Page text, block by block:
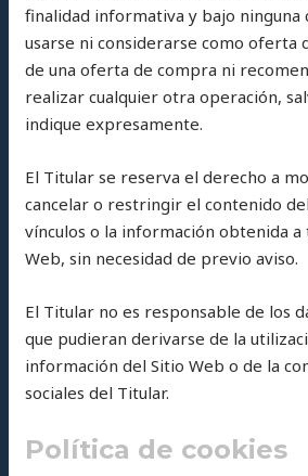
finalidad informativa y bajo ninguna
usarse ni considerarse como oferta
de una oferta de compra ni
realizar cualquier otra operación,
indique expresamente.
El Titular se reserva el derecho a
cancelar o restringir el contenido
vínculos o la información obtenida a
Web, sin necesidad de previo aviso.
El Titular no es responsable de los
que pudieran derivarse de la
información del Sitio Web o de la
sociales del Titular.
Política de cookies